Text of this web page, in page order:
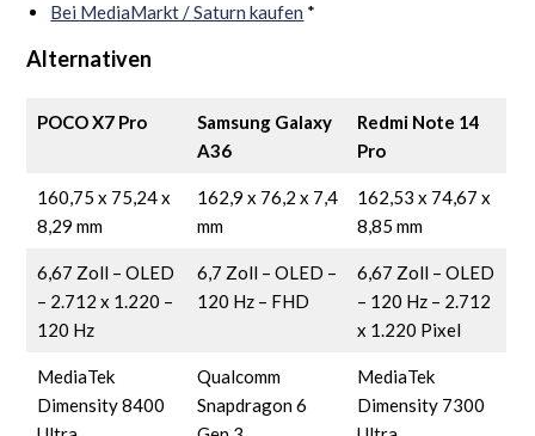
Bei MediaMarkt / Saturn kaufen *
Alternativen
POCO X7 Pro
Samsung Galaxy
A36
Redmi Note 14
Pro
160,75 x 75,24 x
8,29 mm
162,9 x 76,2 x 7,4
mm
162,53 x 74,67 x
8,85 mm
6,67 Zoll – OLED
– 2.712 x 1.220 –
120 Hz
6,7 Zoll – OLED –
120 Hz – FHD
6,67 Zoll – OLED
– 120 Hz – 2.712
x 1.220 Pixel
MediaTek
Dimensity 8400
Qualcomm
Snapdragon 6
MediaTek
Dimensity 7300